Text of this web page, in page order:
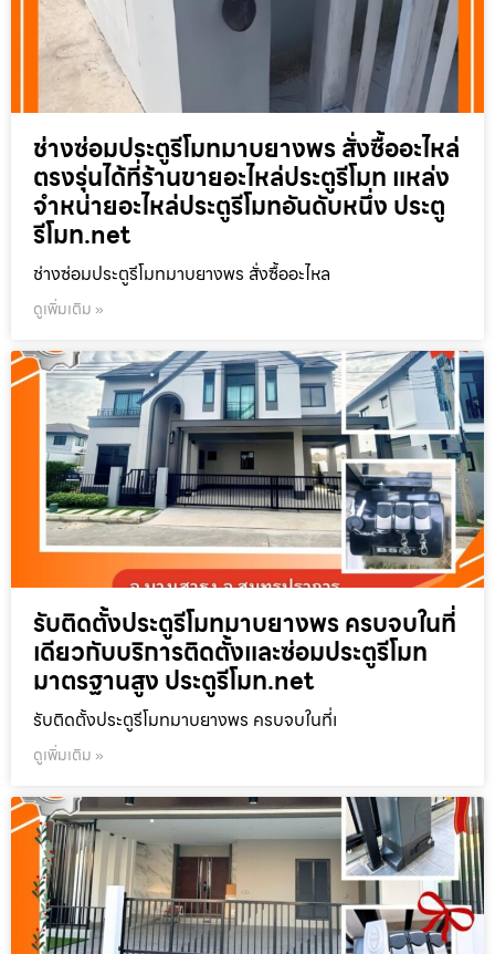
ช่างซ่อมประตูรีโมทมาบยางพร สั่งซื้ออะไหล่
ตรงรุ่นได้ที่ร้านขายอะไหล่ประตูรีโมท แหล่ง
จำหน่ายอะไหล่ประตูรีโมทอันดับหนึ่ง ประตู
รีโมท.net
ช่างซ่อมประตูรีโมทมาบยางพร สั่งซื้ออะไหล
ดูเพิ่มเติม »
รับติดตั้งประตูรีโมทมาบยางพร ครบจบในที่
เดียวกับบริการติดตั้งและซ่อมประตูรีโมท
มาตรฐานสูง ประตูรีโมท.net
รับติดตั้งประตูรีโมทมาบยางพร ครบจบในที่เ
ดูเพิ่มเติม »